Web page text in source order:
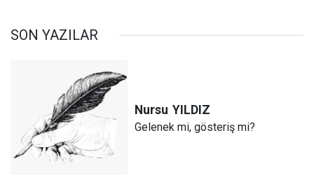
SON YAZILAR
Nursu YILDIZ
Gelenek mi, gösteriş mi?